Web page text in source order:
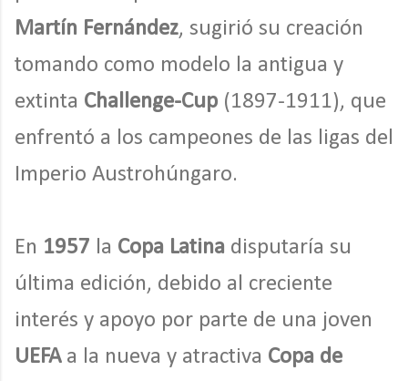
Martín Fernández, sugirió su creación
tomando como modelo la antigua y
extinta Challenge-Cup (1897-1911), que
enfrentó a los campeones de las ligas del
Imperio Austrohúngaro.
En 1957 la Copa Latina disputaría su
última edición, debido al creciente
interés y apoyo por parte de una joven
UEFAa la nueva y atractiva Copa de